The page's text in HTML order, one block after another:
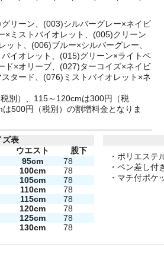
リーン、(003)シルバーグレー×ネイビ
×ミストバイオレット、(005)クリーン
ット、(006)ブルー×シルバーグレー、
イオレット、(015)グリーン×ライトベ
ド×オリーブ、(027)ターコイズ×ネイビ
タード、(076)ミストバイオレット×ネ
別）、115～120cmは300円（税
500円（税別）の割増料金となりま
ズ表
ウエスト
股下
95cm
78
100cm
78
105cm
78
110cm
78
115cm
78
120cm
78
125cm
78
130cm 78
・ポリエステ
・ペン差し付
・マチ付ポケ